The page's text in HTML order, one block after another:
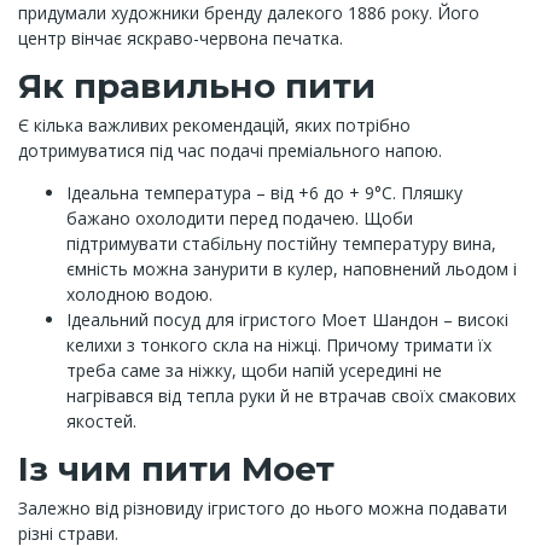
придумали художники бренду далекого 1886 року. Його
центр вінчає яскраво-червона печатка.
Як правильно пити
Є кілька важливих рекомендацій, яких потрібно
дотримуватися під час подачі преміального напою.
Ідеальна температура – від +6 до + 9°C. Пляшку
бажано охолодити перед подачею. Щоби
підтримувати стабільну постійну температуру вина,
ємність можна занурити в кулер, наповнений льодом і
холодною водою.
Ідеальний посуд для ігристого Моет Шандон – високі
келихи з тонкого скла на ніжці. Причому тримати їх
треба саме за ніжку, щоби напій усередині не
нагрівався від тепла руки й не втрачав своїх смакових
якостей.
Із чим пити Моет
Залежно від різновиду ігристого до нього можна подавати
різні страви.